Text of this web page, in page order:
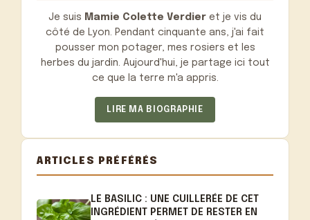
Je suis Mamie Colette Verdier et je vis du
côté de Lyon. Pendant cinquante ans, j'ai fait
pousser mon potager, mes rosiers et les
herbes du jardin. Aujourd'hui, je partage ici tout
ce que la terre m'a appris.
LIRE MA BIOGRAPHIE
ARTICLES PRÉFÉRÉS
LE BASILIC : UNE CUILLERÉE DE CET
INGRÉDIENT PERMET DE RESTER EN